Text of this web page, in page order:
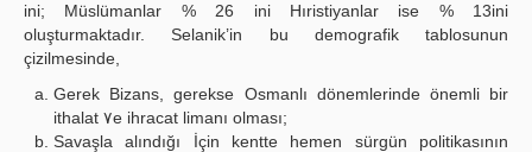
ini; Müslümanlar % 26 ini Hıristiyanlar ise % 13ini
oluşturmaktadır. Selanik’in bu demografik tablosunun
çizilmesinde,
Gerek Bizans, gerekse Osmanlı dönemlerinde önemli bir
ithalat ٧e ihracat limanı olması;
Savaşla alındığı İçin kentte hemen sürgün politikasının